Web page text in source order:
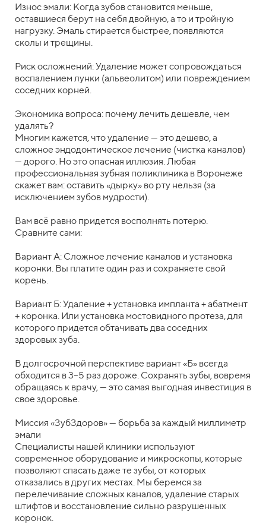
Износ эмали: Когда зубов становится меньше,
оставшиеся берут на себя двойную, а то и тройную
нагрузку. Эмаль стирается быстрее, появляются
сколы и трещины.
Риск осложнений: Удаление может сопровождаться
воспалением лунки (альвеолитом) или повреждением
соседних корней.
Экономика вопроса: почему лечить дешевле, чем
удалять?
Многим кажется, что удаление — это дешево, а
сложное эндодонтическое лечение (чистка каналов)
— дорого. Но это опасная иллюзия. Любая
профессиональная зубная поликлиника в Воронеже
скажет вам: оставить «дырку» во рту нельзя (за
исключением зубов мудрости).
Вам всё равно придется восполнять потерю.
Сравните сами:
Вариант А: Сложное лечение каналов и установка
коронки. Вы платите один раз и сохраняете свой
корень.
Вариант Б: Удаление + установка импланта + абатмент
+ коронка. Или установка мостовидного протеза, для
которого придется обтачивать два соседних
здоровых зуба.
В долгосрочной перспективе вариант «Б» всегда
обходится в 3–5 раз дороже. Сохранять зубы, вовремя
обращаясь к врачу, — это самая выгодная инвестиция в
свое здоровье.
Миссия «ЗубЗдоров» — борьба за каждый миллиметр
эмали
Специалисты нашей клиники используют
современное оборудование и микроскопы, которые
позволяют спасать даже те зубы, от которых
отказались в других местах. Мы беремся за
перелечивание сложных каналов, удаление старых
штифтов и восстановление сильно разрушенных
коронок.